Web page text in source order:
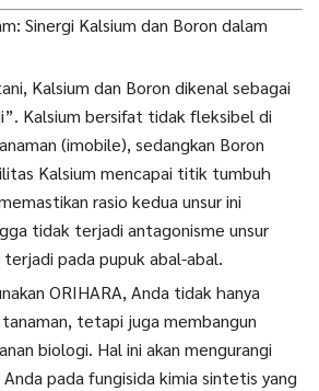
Sinergi Kalsium dan Boron dalam
Kalsium dan Boron dikenal sebagai
Kalsium bersifat tidak fleksibel di
(imobile), sedangkan Boron
Kalsium mencapai titik tumbuh
rasio kedua unsur ini
tidak terjadi antagonisme unsur
terjadi pada pupuk abal-abal.
ORIHARA, Anda tidak hanya
tetapi juga membangun
biologi. Hal ini akan mengurangi
pada fungisida kimia sintetis yang